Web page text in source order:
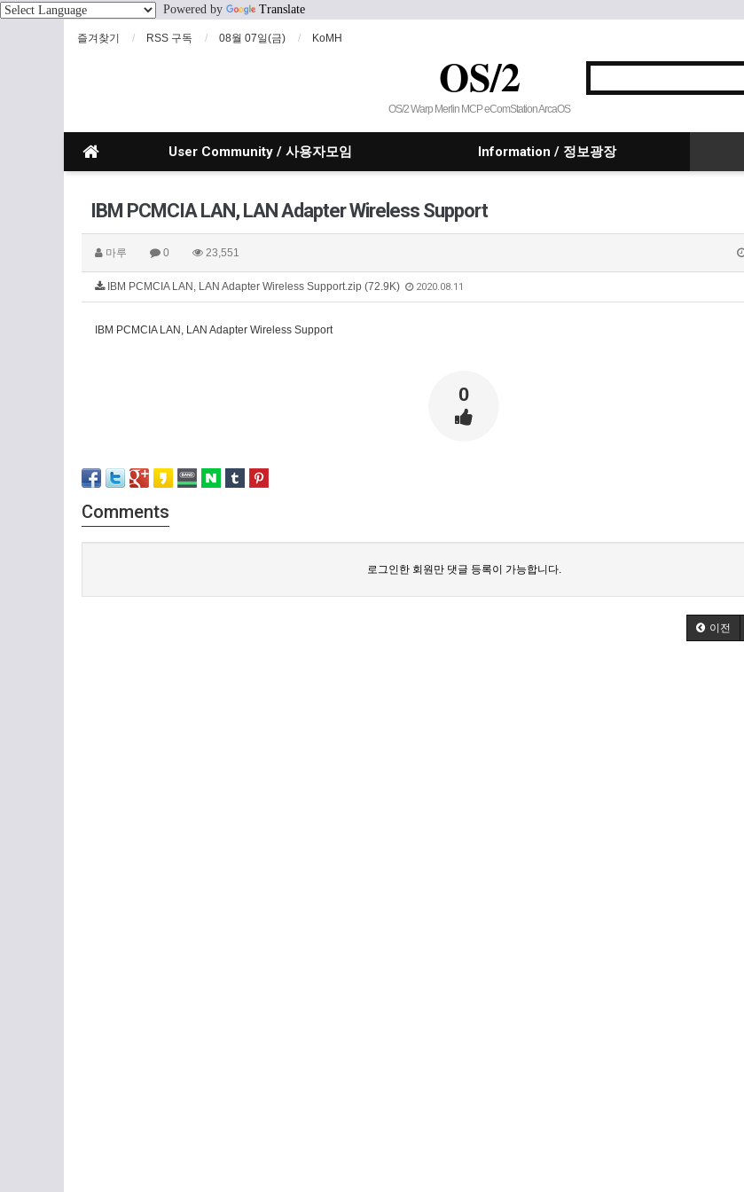
Powered by Translate
즐겨찾기 RSS 구독 08월 07일(금) KoMH
OS/2
OS/2 Warp Merlin MCP eComStation ArcaOS
User Community / 사용자모임 Information / 정보광장
IBM PCMCIA LAN, LAN Adapter Wireless Support
마루 0 23,551
IBM PCMCIA LAN, LAN Adapter Wireless Support.zip (72.9K) 2020.08.11
IBM PCMCIA LAN, LAN Adapter Wireless Support
0
Comments
로그인한 회원만 댓글 등록이 가능합니다.
이전